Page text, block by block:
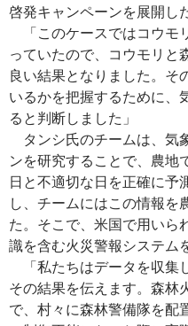
啓発キャンペーンを展開し
「このケースではコウモ
っていたので、コウモリと
良い結果となりました。そ
いるかを把握するために、
ると判断しました」
タンシ氏のチームは、気
ンを研究することで、農地
日と不適切な日を正確に予
し、チームにはこの情報を
た。そこで、米国で用いら
識を含む火災警報システム
「私たちはデータを収集
その結果を伝えます。森林
で、村々に森林警備隊を配